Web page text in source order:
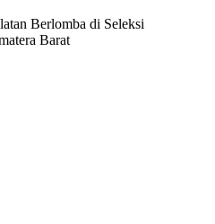
Berlomba di Seleksi
Barat